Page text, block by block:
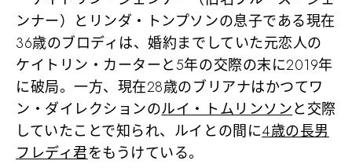
ンナー）とリンダ・トンプソンの息子である現在
36歳のブロディは、婚約までしていた元恋人の
ケイトリン・カーターと5年の交際の末に2019年
に破局。一方、現在28歳のブリアナはかつてワ
ン・ダイレクションのルイ・トムリンソンと交際
していたことで知られ、ルイとの間に4歳の長男
フレディ君をもうけている。